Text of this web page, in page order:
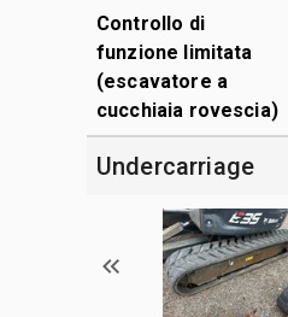
Controllo di
funzione limitata
(escavatore a
cucchiaia rovescia)
Undercarriage